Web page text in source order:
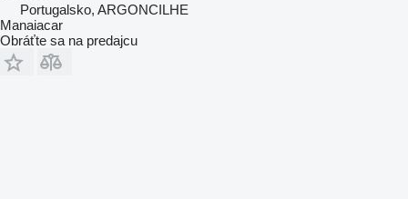
Portugalsko, ARGONCILHE
Manaiacar
Obráťte sa na predajcu